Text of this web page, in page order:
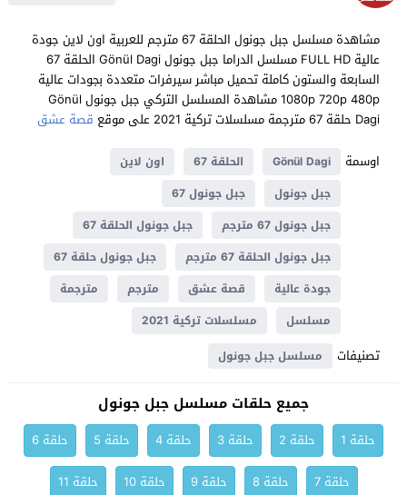
مشاهدة مسلسل جبل جونول الحلقة 67 مترجم للعربية اون لاين جودة
عالية FULL HD مسلسل الدراما جبل جونول Gönül Dagi الحلقة 67
السابعة والستون كاملة تحميل مباشر سيرفرات متعددة بجودات عالية
1080p 720p 480p مشاهدة المسلسل التركي جبل جونول Gönül
Dagi حلقة 67 مترجمة مسلسلات تركية 2021 على موقع
قصة عشق
اوسمة
Gönül Dagi الحلقة 67
اون لاين
جبل جونول
جبل جونول 67
جبل جونول 67 مترجم
جبل جونول الحلقة 67
جبل جونول الحلقة 67 مترجم
جبل جونول حلقة 67
جودة عالية
قصة عشق مترجم
مترجمة
مسلسل
مسلسلات تركية 2021
تصنيفات مسلسل جبل جونول
جميع حلقات مسلسل جبل جونول
حلقة 1 حلقة 2 حلقة 3 حلقة 4 حلقة 5
حلقة 6
حلقة 7
حلقة 8 حلقة 9 حلقة 10
حلقة 11